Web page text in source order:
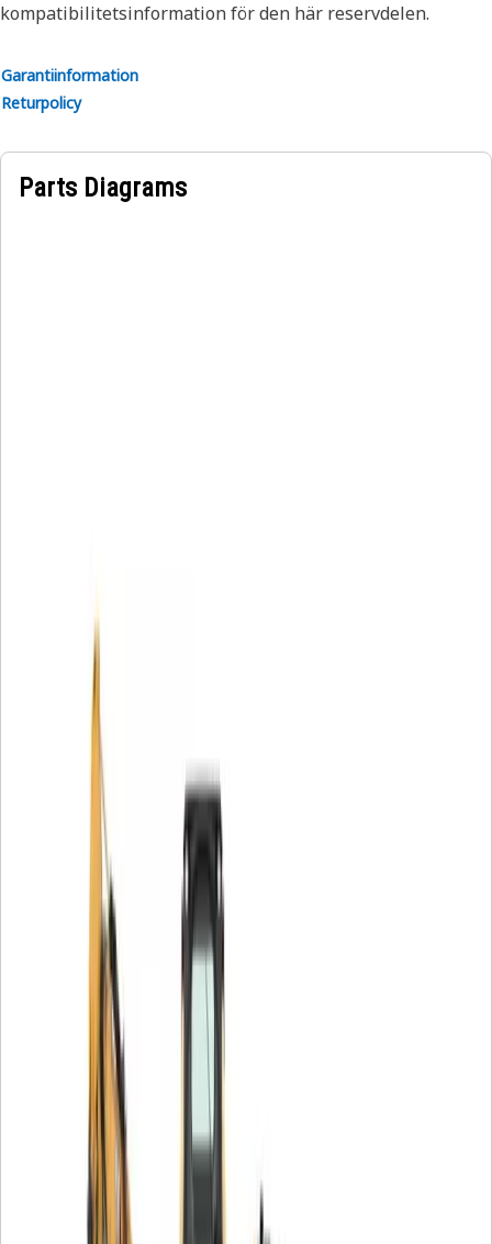
kompatibilitetsinformation för den här reservdelen.
Garantiinformation
Returpolicy
Parts Diagrams